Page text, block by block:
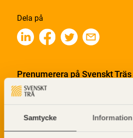
Samtycke Information
Dela på
Prenumerera på Svenskt Träs
informationsutskick!